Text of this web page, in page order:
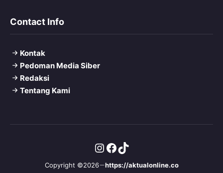
Contact Info
Kontak
Pedoman Media Siber
Redaksi
Tentang Kami
Copyright ©2026 https://aktualonline.co
Instagram
Facebook
TikTok